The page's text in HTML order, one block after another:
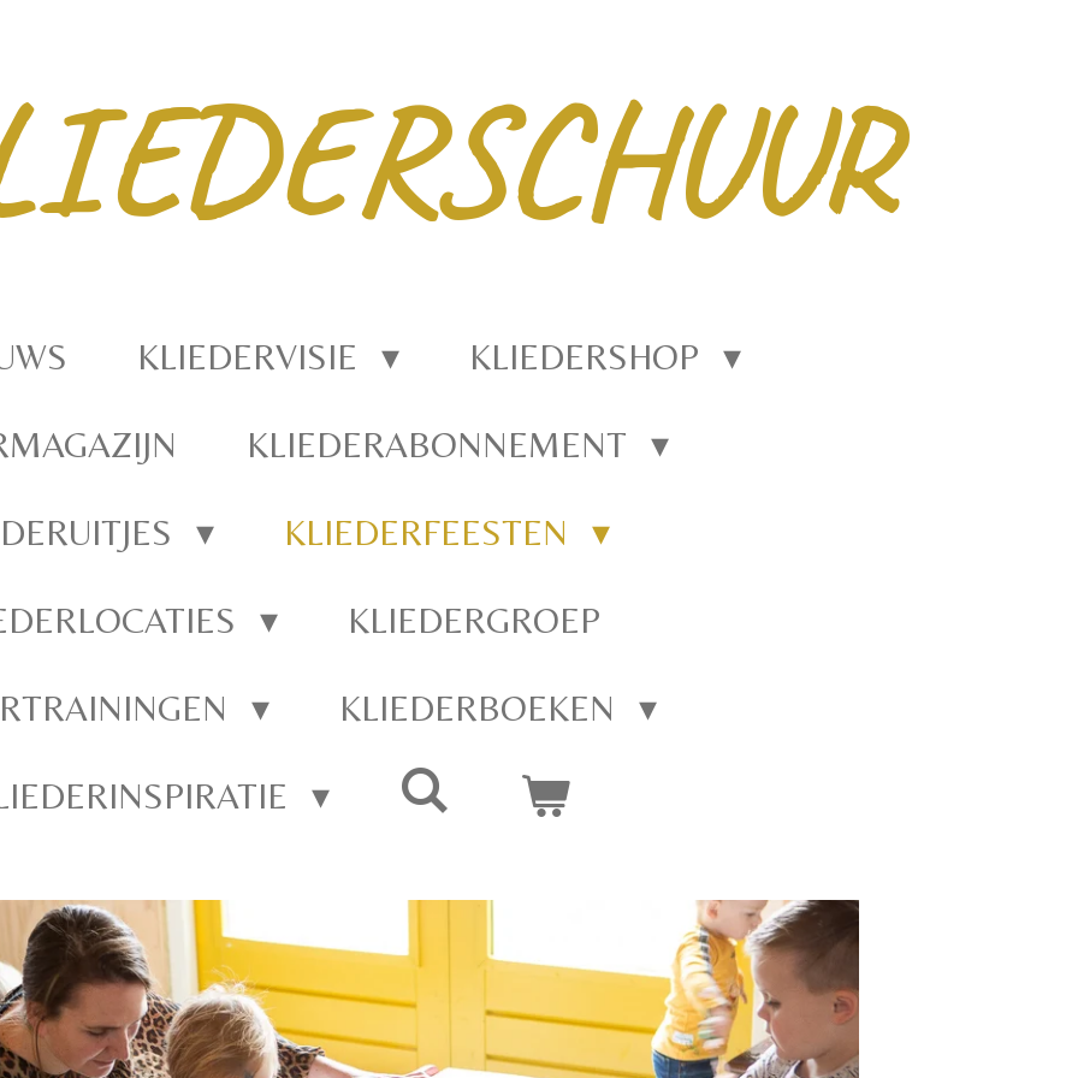
KLIEDERVISIE KLIEDERSHOP
KLIEDERABONNEMENT
KLIEDERFEESTEN
KLIEDERGROEP
KLIEDERBOEKEN